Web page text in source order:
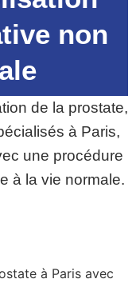
non
de la prostate,
à Paris,
une procédure
à la vie normale.